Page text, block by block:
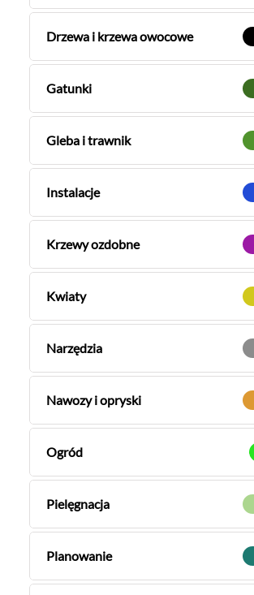
Drzewa i krzewa owocowe
Gatunki
Gleba i trawnik
Instalacje
Krzewy ozdobne
Kwiaty
Narzędzia
Nawozy i opryski
Ogród
Pielęgnacja
Planowanie